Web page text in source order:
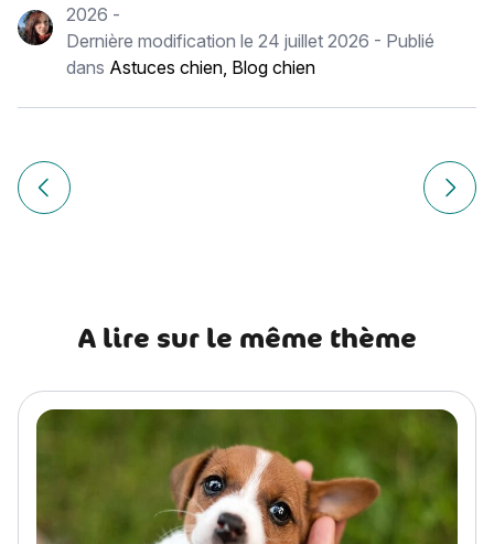
2026 -
Dernière modification le 24 juillet 2026 - Publié
dans Astuces chien, Blog chien
Navigation
de
Article précédent Voyager en bateau avec son chat : le
Article
A lire sur le même thème